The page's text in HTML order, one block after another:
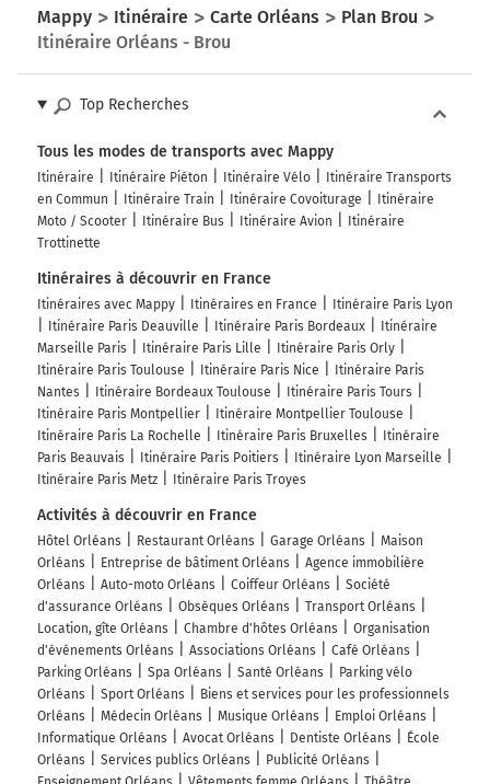
Mappy Itinéraire Carte Orléans
Plan Brou
Itinéraire Orléans - Brou
Top Recherches
Tous les modes de transports avec Mappy
Itinéraire Itinéraire Piéton Itinéraire Vélo
Itinéraire Transports
en Commun
Itinéraire Train Itinéraire Covoiturage
Itinéraire
Moto / Scooter
Itinéraire Bus Itinéraire Avion
Itinéraire
Trottinette
Itinéraires à découvrir en France
Itinéraires avec Mappy Itinéraires en France
Itinéraire Paris Lyon
Itinéraire Paris Deauville
Itinéraire Paris Bordeaux
Itinéraire
Marseille Paris
Itinéraire Paris Lille
Itinéraire Paris Orly
Itinéraire Paris Toulouse
Itinéraire Paris Nice
Itinéraire Paris
Nantes
Itinéraire Bordeaux Toulouse
Itinéraire Paris Tours
Itinéraire Paris Montpellier
Itinéraire Montpellier Toulouse
Itinéraire Paris La Rochelle
Itinéraire Paris Bruxelles
Itinéraire
Paris Beauvais
Itinéraire Paris Poitiers
Itinéraire Lyon Marseille
Itinéraire Paris Metz
Itinéraire Paris Troyes
Activités à découvrir en France
Hôtel Orléans Restaurant Orléans Garage Orléans
Maison
Orléans
Entreprise de bâtiment Orléans
Agence immobilière
Orléans
Auto-moto Orléans Coiffeur Orléans
Société
d'assurance Orléans
Obsèques Orléans
Transport Orléans
Location, gîte Orléans
Chambre d'hôtes Orléans
Organisation
d'événements Orléans
Associations Orléans
Café Orléans
Parking Orléans
Spa Orléans Santé Orléans
Parking vélo
Orléans
Sport Orléans
Biens et services pour les professionnels
Orléans
Médecin Orléans Musique Orléans
Emploi Orléans
Informatique Orléans
Avocat Orléans Dentiste Orléans
École
Orléans
Services publics Orléans
Publicité Orléans